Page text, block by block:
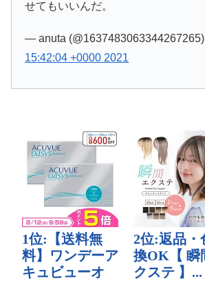
せてもいいんだ。
— anuta (@1637483063344267265)
15:42:04 +0000 2021